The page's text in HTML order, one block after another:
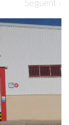
Següent ›